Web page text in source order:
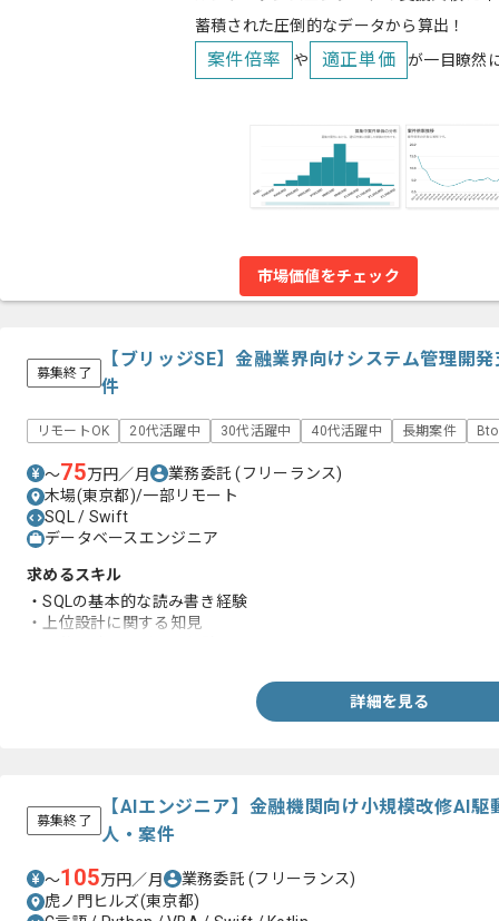
蓄積された圧倒的なデータから算出！
案件倍率 や 適正単価 が一目瞭然
市場価値をチェック
募集終了
【ブリッジSE】金融業界向けシステム管理開
件
リモートOK 20代活躍中 30代活躍中 40代活躍中 長期案件
〜75万円／月 業務委託(フリーランス)
木場(東京都)/一部リモート
SQL / Swift
データベースエンジニア
求めるスキル
・SQLの基本的な読み書き経験
・上位設計に関する知見
詳細を見る
募集終了
【AIエンジニア】金融機関向け小規模改修AI駆
人・案件
〜105万円／月 業務委託(フリーランス)
虎ノ門ヒルズ(東京都)